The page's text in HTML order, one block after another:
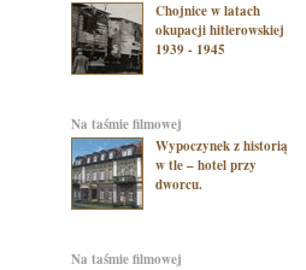
Chojnice w latach
okupacji hitlerowskiej
1939 - 1945
na taśmie filmowej
Wypoczynek z historią
w tle – hotel przy
dworcu.
na taśmie filmowej